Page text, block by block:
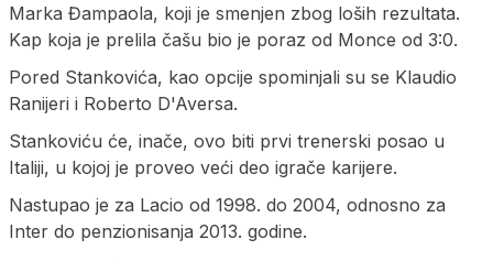
Marka Đampaola, koji je smenjen zbog loših rezultata.
Kap koja je prelila čašu bio je poraz od Monce od 3:0.
Pored Stankovića, kao opcije spominjali su se Klaudio
Ranijeri i Roberto D'Aversa.
Stankoviću će, inače, ovo biti prvi trenerski posao u
Italiji, u kojoj je proveo veći deo igrače karijere.
Nastupao je za Lacio od 1998. do 2004, odnosno za
Inter do penzionisanja 2013. godine.